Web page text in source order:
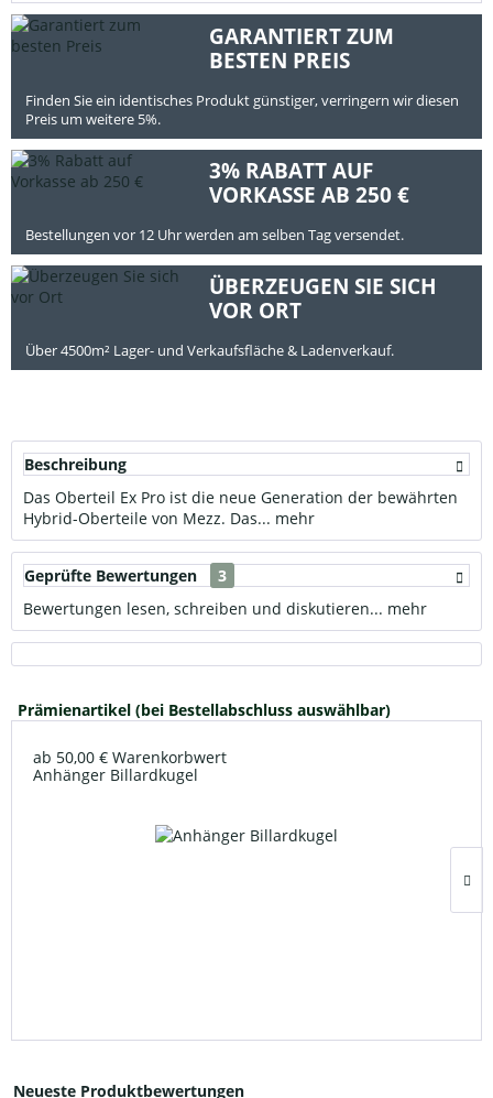
GARANTIERT ZUM
BESTEN PREIS
Finden Sie ein identisches Produkt günstiger, verringern wir diesen
Preis um weitere 5%.
3% RABATT AUF
VORKASSE AB 250 €
Bestellungen vor 12 Uhr werden am selben Tag versendet.
ÜBERZEUGEN SIE SICH
VOR ORT
Über 4500m² Lager- und Verkaufsfläche & Ladenverkauf.
Beschreibung
Das Oberteil Ex Pro ist die neue Generation der bewährten
Hybrid-Oberteile von Mezz. Das... mehr
Geprüfte Bewertungen
3
Bewertungen lesen, schreiben und diskutieren... mehr
Prämienartikel (bei Bestellabschluss auswählbar)
ab 50,00 € Warenkorbwert
Anhänger Billardkugel
Neueste Produktbewertungen